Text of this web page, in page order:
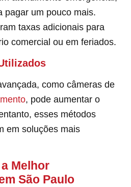
pagar um pouco mais.
taxas adicionais para
comercial ou em feriados.
como câmeras de
, pode aumentar o
esses métodos
em soluções mais
Melhor
São Paulo